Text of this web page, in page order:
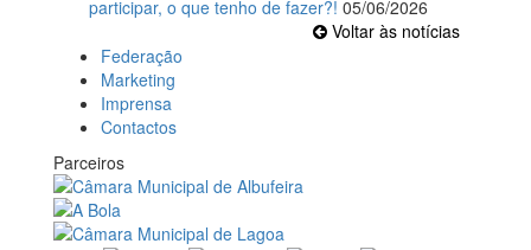
participar, o que tenho de fazer?! 05/06/2026
Voltar às notícias
Federação
Marketing
Imprensa
Contactos
Parceiros